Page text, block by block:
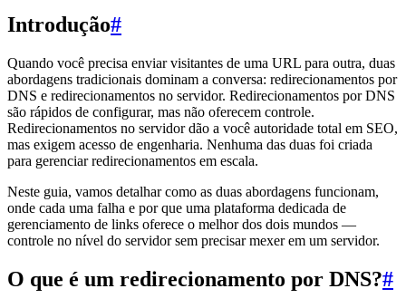
Introdução#
Quando você precisa enviar visitantes de uma URL para outra, duas
abordagens tradicionais dominam a conversa: redirecionamentos por
DNS e redirecionamentos no servidor. Redirecionamentos por DNS
são rápidos de configurar, mas não oferecem controle.
Redirecionamentos no servidor dão a você autoridade total em SEO,
mas exigem acesso de engenharia. Nenhuma das duas foi criada
para gerenciar redirecionamentos em escala.
Neste guia, vamos detalhar como as duas abordagens funcionam,
onde cada uma falha e por que uma plataforma dedicada de
gerenciamento de links oferece o melhor dos dois mundos —
controle no nível do servidor sem precisar mexer em um servidor.
O que é um redirecionamento por DNS?#